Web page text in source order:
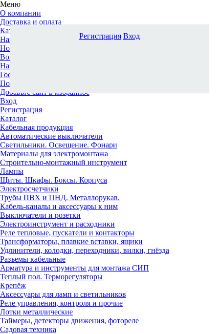
Меню
О компании
Доставка и оплата
Каталог
Наши офисы
Новости и новинки
Вопрос-ответ
Наша команда
Гос. заказчикам
Поставщикам
Добавьте сайт в избранное
Вход
Регистрация
Каталог
Кабельная продукция
Автоматические выключатели
Светильники. Освещение. Фонари
Материалы для электромонтажа
Строительно-монтажный инструмент
Лампы
Щиты. Шкафы. Боксы. Корпуса
Электросчетчики
Трубы ПВХ и ПНД. Металлорукав.
Кабель-каналы и аксессуары к ним
Выключатели и розетки
Электроинструмент и расходники
Реле тепловые, пускатели и контакторы
Трансформаторы, плавкие вставки, ящики
Удлинители, колодки, переходники, вилки, гнёзда
Разъемы кабельные
Арматура и инструменты для монтажа СИП
Теплый пол. Терморегуляторы
Крепёж
Аксессуары для ламп и светильников
Реле управления, контроля и прочие
Лотки металлические
Таймеры, детекторы движения, фотореле
Садовая техника
Регистрация Вход